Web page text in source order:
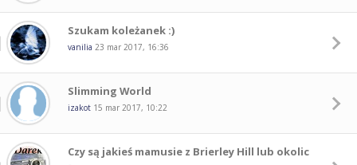
Szukam koleżanek :)
vanilia 23 mar 2017, 16:36
Slimming World
izakot 15 mar 2017, 10:22
Czy są jakieś mamusie z Brierley Hill lub okolic